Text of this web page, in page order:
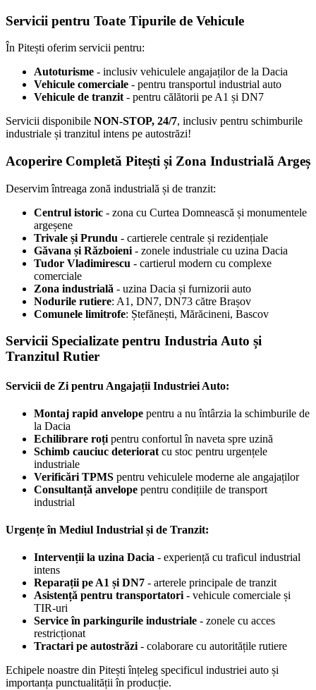
Servicii pentru Toate Tipurile de Vehicule
În Pitești oferim servicii pentru:
Autoturisme - inclusiv vehiculele angajaților de la Dacia
Vehicule comerciale - pentru transportul industrial auto
Vehicule de tranzit - pentru călătorii pe A1 și DN7
Servicii disponibile NON-STOP, 24/7, inclusiv pentru schimburile
industriale și tranzitul intens pe autostrăzi!
Acoperire Completă Pitești și Zona Industrială Argeș
Deservim întreaga zonă industrială și de tranzit:
Centrul istoric - zona cu Curtea Domnească și monumentele
argeșene
Trivale și Prundu - cartierele centrale și rezidențiale
Găvana și Războieni - zonele industriale cu uzina Dacia
Tudor Vladimirescu - cartierul modern cu complexe
comerciale
Zona industrială - uzina Dacia și furnizorii auto
Nodurile rutiere: A1, DN7, DN73 către Brașov
Comunele limitrofe: Ștefănești, Mărăcineni, Bascov
Servicii Specializate pentru Industria Auto și
Tranzitul Rutier
Servicii de Zi pentru Angajații Industriei Auto:
Montaj rapid anvelope pentru a nu întârzia la schimburile de
la Dacia
Echilibrare roți pentru confortul în naveta spre uzină
Schimb cauciuc deteriorat cu stoc pentru urgențele
industriale
Verificări TPMS pentru vehiculele moderne ale angajaților
Consultanță anvelope pentru condițiile de transport
industrial
Urgențe în Mediul Industrial și de Tranzit:
Intervenții la uzina Dacia - experiență cu traficul industrial
intens
Reparații pe A1 și DN7 - arterele principale de tranzit
Asistență pentru transportatori- vehicule comerciale și
TIR-uri
Service în parkingurile industriale - zonele cu acces
restricționat
Tractari pe autostrăzi- colaborare cu autoritățile rutiere
Echipele noastre din Pitești înțeleg specificul industriei auto și
importanța punctualității în producție.